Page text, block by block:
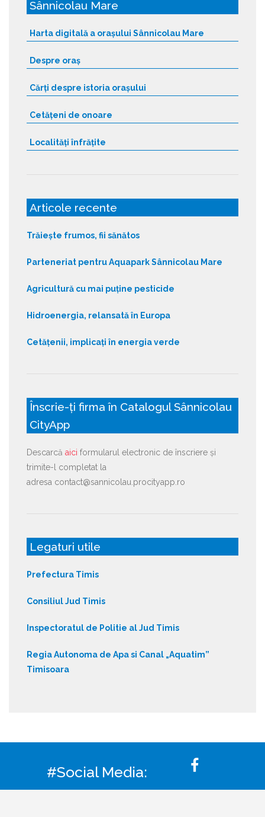
Sânnicolau Mare
Harta digitală a orașului Sânnicolau Mare
Despre oraș
Cărți despre istoria orașului
Cetățeni de onoare
Localități înfrățite
Articole recente
Trăiește frumos, fii sănătos
Parteneriat pentru Aquapark Sânnicolau Mare
Agricultură cu mai puține pesticide
Hidroenergia, relansată în Europa
Cetățenii, implicați în energia verde
Înscrie-ți firma în Catalogul Sânnicolau
CityApp
Descarcă aici formularul electronic de înscriere și
trimite-l completat la
adresa contact@sannicolau.procityapp.ro
Legaturi utile
Prefectura Timis
Consiliul Jud Timis
Inspectoratul de Politie al Jud Timis
Regia Autonoma de Apa si Canal „Aquatim”
Timisoara
#Social Media: